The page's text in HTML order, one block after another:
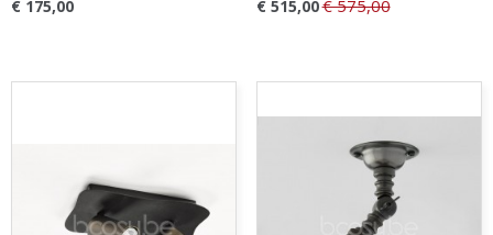
€ 175,00 € 515,00€ 575,00